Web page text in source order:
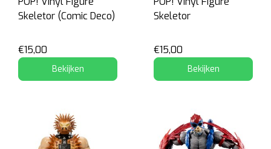
Skeletor (Comic Deco)
€15,00
Bekijken
Skeletor
€15,00
Bekijken